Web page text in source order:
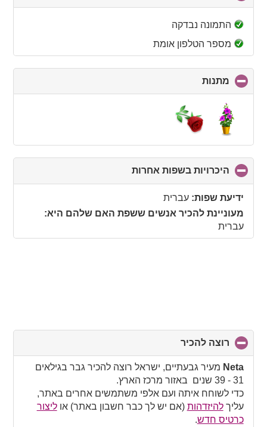
to
התמונה נבדקה
מספר הטלפון אומת
מתנות
to
collapse
contents
היכרויות בשפות אחרות
to
ידיעת שפות: עברית
מעוניינת להכיר אנשים ששפת האם שלהם היא:
עברית
רוצה להכיר
to
collapse
contents
Neta מעיר גבעתיים, ישראל רוצה להכיר גבר בגילאים
31 - 39 שנים באזור מרכז הארץ.
כדי לשוחח איתה ועם אלפי משתמשים אחרים באתר,
עליךלהיזדהות (אם יש לך כבר חשבון באתר) אוליצור
כרטיס חדש.